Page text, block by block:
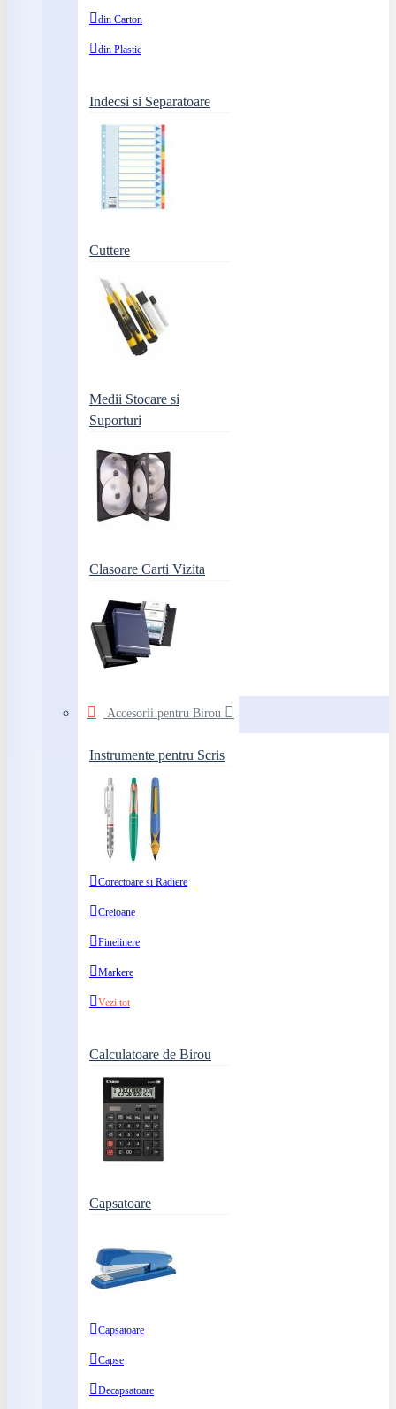
din Carton
din Plastic
Indecsi si Separatoare
Cuttere
Medii Stocare si
Suporturi
Clasoare Carti Vizita
Accesorii pentru Birou
Instrumente pentru Scris
Corectoare si Radiere
Creioane
Finelinere
Markere
Vezi tot
Calculatoare de Birou
Capsatoare
Capsatoare
Capse
Decapsatoare